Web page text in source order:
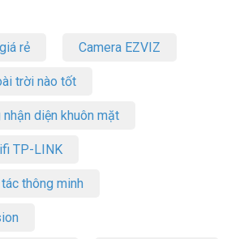
rẻ Camera EZVIZ
trời nào tốt
diện khuôn mặt
TP-LINK
thông minh